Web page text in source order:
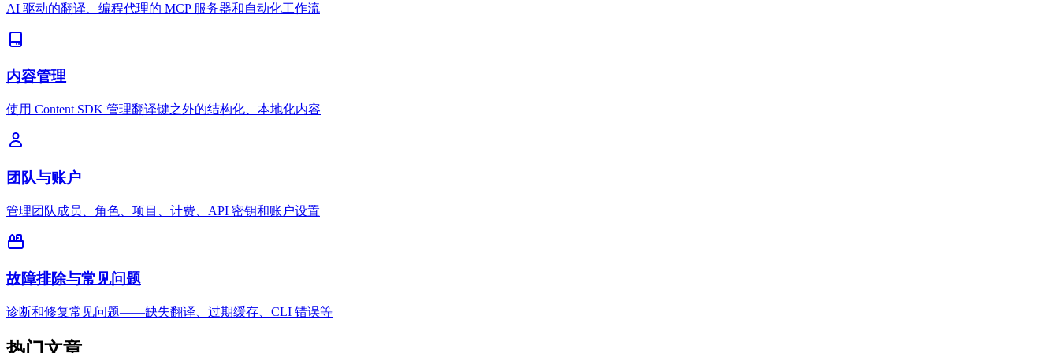
AI 驱动的翻译、编程代理的 MCP 服务器和自动化工作流
内容管理
使用 Content SDK 管理翻译键之外的结构化、本地化内容
团队与账户
管理团队成员、角色、项目、计费、API 密钥和账户设置
故障排除与常见问题
诊断和修复常见问题——缺失翻译、过期缓存、CLI 错误等